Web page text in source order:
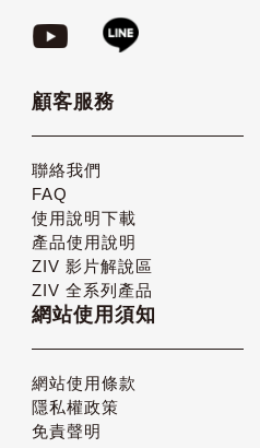
顧客服務
聯絡我們
FAQ
使用說明下載
產品使用說明
ZIV 影片解說區
ZIV 全系列產品
網站使用須知
網站使用條款
隱私權政策
免責聲明